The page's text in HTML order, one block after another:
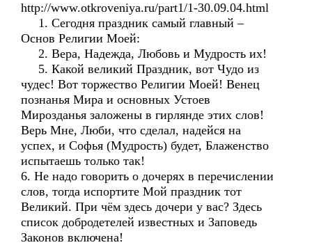
http://www.otkroveniya.ru/part1/1-30.09.04.html
1. Сегодня праздник самый главный –
Основ Религии Моей:
2. Вера, Надежда, Любовь и Мудрость их!
5. Какой великий Праздник, вот Чудо из
чудес! Вот торжество Религии Моей! Венец
познанья Мира и основных Устоев
Мирозданья заложены в гирлянде этих слов!
Верь Мне, Люби, что сделал, надейся на
успех, и Софья (Мудрость) будет, Блаженство
испытаешь только так!
6. Не надо говорить о дочерях в перечислении
слов, тогда испортите Мой праздник тот
Великий. При чём здесь дочери у вас? Здесь
список добродетелей известных и Заповедь
Законов включена!